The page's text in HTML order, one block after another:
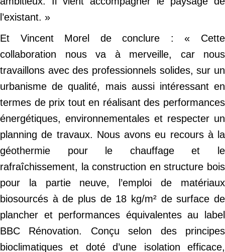
l’existant. »
Et Vincent Morel de conclure : « Cette
collaboration nous va à merveille, car nous
travaillons avec des professionnels solides, sur un
urbanisme de qualité, mais aussi intéressant en
termes de prix tout en réalisant des performances
énergétiques, environnementales et respecter un
planning de travaux. Nous avons eu recours à la
géothermie pour le chauffage et le
rafraîchissement, la construction en structure bois
pour la partie neuve, l’emploi de matériaux
biosourcés à de plus de 18 kg/m² de surface de
plancher et performances équivalentes au label
BBC Rénovation. Conçu selon des principes
bioclimatiques et doté d’une isolation efficace,